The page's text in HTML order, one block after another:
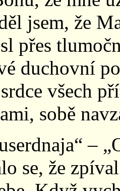
jsem, že
přes
duchovní
všech
sobě
–
se, že